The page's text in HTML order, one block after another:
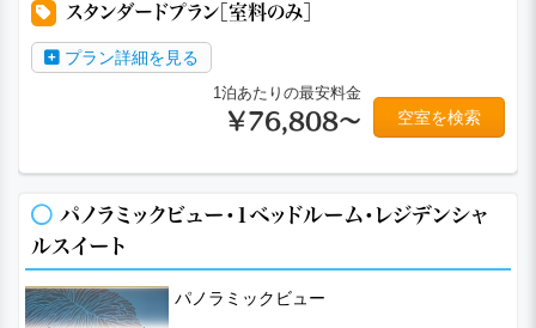
スタンダードプラン［室料のみ］
プラン詳細を見る
1泊あたりの最安料金
￥76,808～ 空室を検索
パノラミックビュー・1ベッドルーム・レジデンシャ
ルスイート
パノラミックビュー